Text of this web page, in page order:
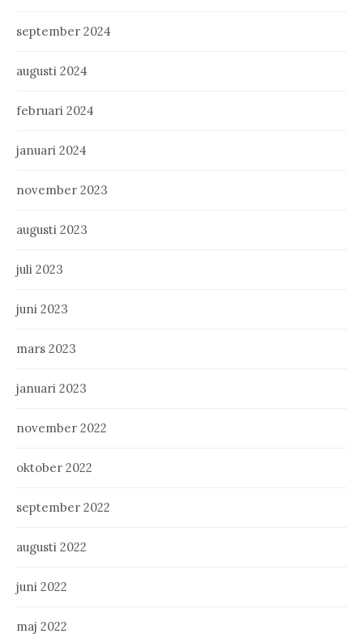
september 2024
augusti 2024
februari 2024
januari 2024
november 2023
augusti 2023
juli 2023
juni 2023
mars 2023
januari 2023
november 2022
oktober 2022
september 2022
augusti 2022
juni 2022
maj 2022